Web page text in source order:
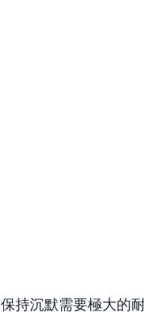
保持沉默需要極大的